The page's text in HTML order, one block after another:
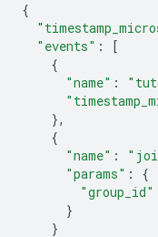
{
"events" :
[
{
"name" :
},
{
"name" :
"params" :
{
"group_id"
}
}